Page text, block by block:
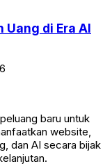
di Era AI
baru untuk
website,
dan AI secara bijak